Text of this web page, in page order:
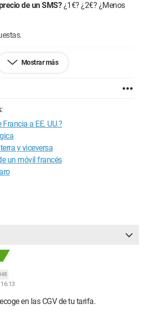
de un SMS?¿1€? ¿2€? ¿Menos
Mostrar más
a EE. UU.?
y viceversa
un móvil francés
en las CGV de tu tarifa.